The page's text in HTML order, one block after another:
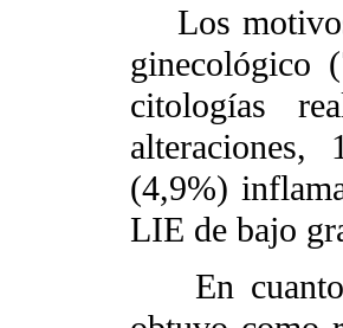
Los motivos
ginecológico
citologías
(4,9%)
LIE de bajo
En cuanto